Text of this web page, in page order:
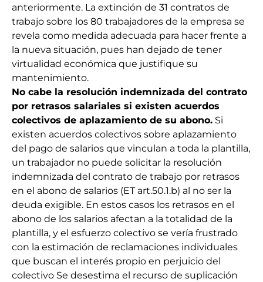
anteriormente. La extinción de 31 contratos de
trabajo sobre los 80 trabajadores de la empresa se
revela como medida adecuada para hacer frente a
la nueva situación, pues han dejado de tener
virtualidad económica que justifique su
mantenimiento.
No cabe la resolución indemnizada del contrato
por retrasos salariales si existen acuerdos
colectivos de aplazamiento de su abono. Si
existen acuerdos colectivos sobre aplazamiento
del pago de salarios que vinculan a toda la plantilla,
un trabajador no puede solicitar la resolución
indemnizada del contrato de trabajo por retrasos
en el abono de salarios (ET art.50.1.b) al no ser la
deuda exigible. En estos casos los retrasos en el
abono de los salarios afectan a la totalidad de la
plantilla, y el esfuerzo colectivo se vería frustrado
con la estimación de reclamaciones individuales
que buscan el interés propio en perjuicio del
colectivo Se desestima el recurso de suplicación